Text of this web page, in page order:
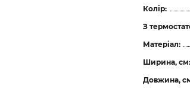
Колір:
З
Матеріал:
Ширина, см:
Довжина,